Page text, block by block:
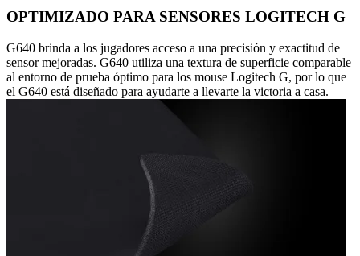
OPTIMIZADO PARA SENSORES LOGITECH G
G640 brinda a los jugadores acceso a una precisión y exactitud de
sensor mejoradas. G640 utiliza una textura de superficie comparable
al entorno de prueba óptimo para los mouse Logitech G, por lo que
el G640 está diseñado para ayudarte a llevarte la victoria a casa.